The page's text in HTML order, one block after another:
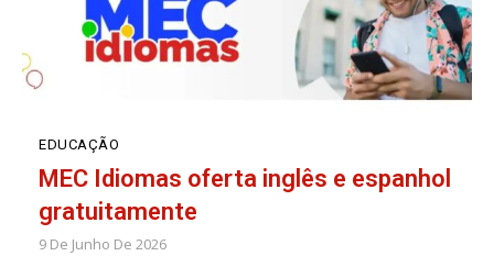
EDUCAÇÃO
MEC Idiomas oferta inglês e espanhol
gratuitamente
9 De Junho De 2026